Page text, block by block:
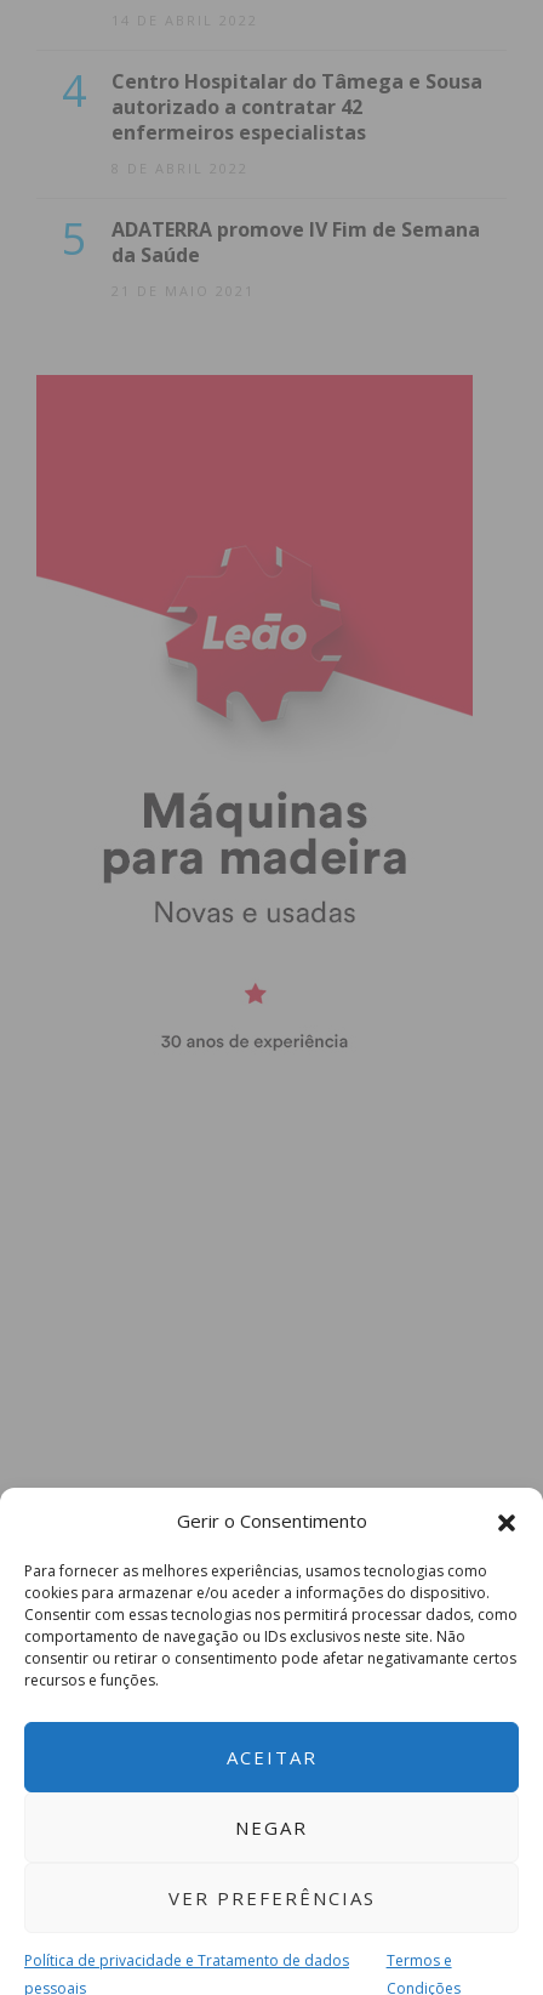
Gerir o Consentimento
Para fornecer as melhores experiências, usamos tecnologias como
cookies para armazenar e/ou aceder a informações do dispositivo.
Consentir com essas tecnologias nos permitirá processar dados, como
comportamento de navegação ou IDs exclusivos neste site. Não
consentir ou retirar o consentimento pode afetar negativamante certos
recursos e funções.
ACEITAR
NEGAR
VER PREFERÊNCIAS
Política de privacidade e Tratamento de dados
pessoais
Termos e
Condições
14 DE ABRIL 2022
4
Centro Hospitalar do Tâmega e Sousa
autorizado a contratar 42
enfermeiros especialistas
8 DE ABRIL 2022
5
ADATERRA promove IV Fim de Semana
da Saúde
21 DE MAIO 2021